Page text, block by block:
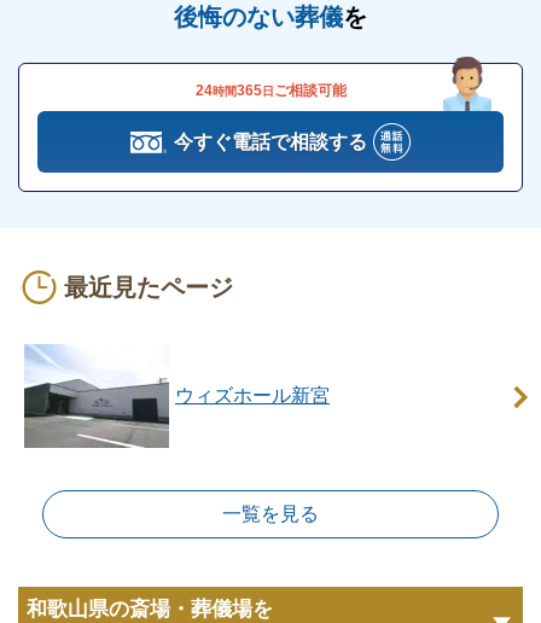
は、葬儀の日まで遺体をウィズホール新宮で安置する
ことができます。
近年の住宅事情では自宅で遺体を安置することが難し
く、安置施設のある斎場などで安置するケースが多く
なっています。
して安置することもできます。
開されている情報を参照し編集したものです。変更
等、修正が必要な際には、こちらからお知らせくださ
後悔のない葬儀を
24時間365日 ご相談可能
今すぐ電話で相談する
最近見たページ
ウィズホール新宮
一覧を見る
和歌山県の斎場・葬儀場を